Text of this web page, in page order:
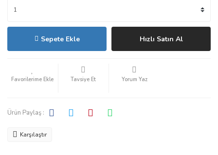
Sepete Ekle Hızlı Satın Al
Tavsiye Et Yorum Yaz
Ürün Paylaş :
Karşılaştır